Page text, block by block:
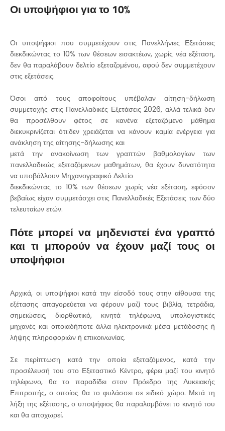
Οι υποψήφιοι για το 10%
Οι υποψήφιοι που συμμετέχουν στις Πανελλήνιες Εξετάσεις
διεκδικώντας το 10% των θέσεων εισακτέων, χωρίς νέα εξέταση,
δεν θα παραλάβουν δελτίο εξεταζομένου, αφού δεν συμμετέχουν
στις εξετάσεις.
Όσοι από τους αποφοίτους υπέβαλαν αίτηση-δήλωση
συμμετοχής στις Πανελλαδικές Εξετάσεις 2026, αλλά τελικά δεν
θα προσέλθουν φέτος σε κανένα εξεταζόμενο μάθημα
διεκυκρινίζεται ότι:δεν χρειάζεται να κάνουν καμία ενέργεια για
ανάκληση της αίτησης-δήλωσης και
μετά την ανακοίνωση των γραπτών βαθμολογίων των
πανελλαδικώς εξεταζόμενων μαθημάτων, θα έχουν δυνατότητα
να υποβάλλουν Μηχανογραφικό Δελτίο
διεκδικώντας το 10% των θέσεων χωρίς νέα εξέταση, εφόσον
βεβαίως είχαν συμμετάσχει στις Πανελλαδικές Εξετάσεις των δύο
τελευταίων ετών.
Πότε μπορεί να μηδενιστεί ένα γραπτό
και τι μπορούν να έχουν μαζί τους οι
υποψήφιοι
Αρχικά, οι υποψήφιοι κατά την είσοδό τους στην αίθουσα της
εξέτασης απαγορεύεται να φέρουν μαζί τους βιβλία, τετράδια,
σημειώσεις, διορθωτικό, κινητά τηλέφωνα, υπολογιστικές
μηχανές και οποιαδήποτε άλλα ηλεκτρονικά μέσα μετάδοσης ή
λήψης πληροφοριών ή επικοινωνίας.
Σε περίπτωση κατά την οποία εξεταζόμενος, κατά την
προσέλευσή του στο Εξεταστικό Κέντρο, φέρει μαζί του κινητό
τηλέφωνο, θα το παραδίδει στον Πρόεδρο της Λυκειακής
Επιτροπής, ο οποίος θα το φυλάσσει σε ειδικό χώρο. Μετά τη
λήξη της εξέτασης, ο υποψήφιος θα παραλαμβάνει το κινητό του
και θα αποχωρεί.